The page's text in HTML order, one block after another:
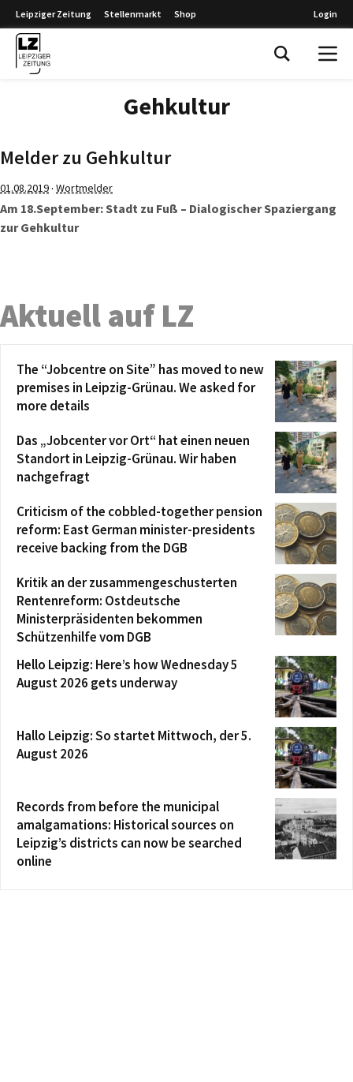
Leipziger Zeitung Stellenmarkt Shop Login
Gehkultur
Melder zu Gehkultur
01.08.2019· Wortmelder
Am 18.September: Stadt zu Fuß – Dialogischer Spaziergang
zur Gehkultur
Aktuell auf LZ
The “Jobcentre on Site” has moved to new
premises in Leipzig-Grünau. We asked for
more details
Das „Jobcenter vor Ort“ hat einen neuen
Standort in Leipzig-Grünau. Wir haben
nachgefragt
Criticism of the cobbled-together pension
reform: East German minister-presidents
receive backing from the DGB
Kritik an der zusammengeschusterten
Rentenreform: Ostdeutsche
Ministerpräsidenten bekommen
Schützenhilfe vom DGB
Hello Leipzig: Here’s how Wednesday 5
August 2026 gets underway
Hallo Leipzig: So startet Mittwoch, der 5.
August 2026
Records from before the municipal
amalgamations: Historical sources on
Leipzig’s districts can now be searched
online